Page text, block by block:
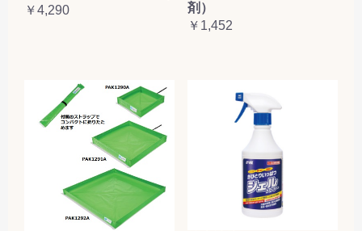
￥4,290
剤）
￥1,452